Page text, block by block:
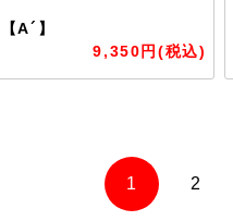
【A´】
9,350円(税込)
1 2